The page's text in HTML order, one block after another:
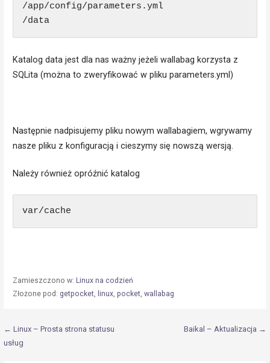
/app/config/parameters.yml
/data
Katalog data jest dla nas ważny jeżeli wallabag korzysta z
SQLita (można to zweryfikować w pliku parameters.yml)
Następnie nadpisujemy pliku nowym wallabagiem, wgrywamy
nasze pliku z konfiguracją i cieszymy się nowszą wersją.
Należy również opróźnić katalog
var/cache
Zamieszczono w: Linux na codzień
Złożone pod: getpocket, linux, pocket, wallabag
Nawigacja
wpisu
← Linux – Prosta strona statusu
usług
Baikal – Aktualizacja →